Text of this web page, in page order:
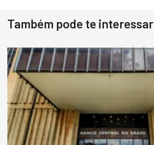
Destaque
Usado
Pá Carregadeira Cat 966
Ano 1987
R$ 145.000
Também pode te interessar